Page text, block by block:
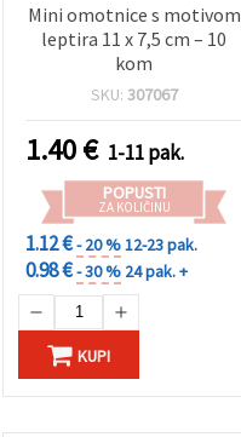
Mini omotnice s motivom
leptira 11 x 7,5 cm – 10
kom
SKU: 307067
1.40€ 1-11 pak.
POPUSTI
ZA KOLIČINU
1.12 €- 20 %12-23 pak.
0.98 €- 30 % 24 pak. +
KUPI